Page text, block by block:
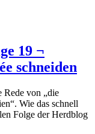
19 ¬
schneiden
Rede von „die
Wie das schnell
Folge der Herdblog